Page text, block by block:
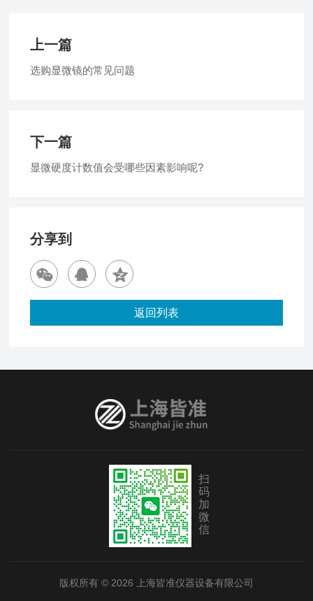
上一篇
选购显微镜的常见问题
下一篇
显微硬度计数值会受哪些因素影响呢?
分享到
返回列表
扫
码
加
微
信
版权所有 © 2026 上海皆准仪器设备有限公司